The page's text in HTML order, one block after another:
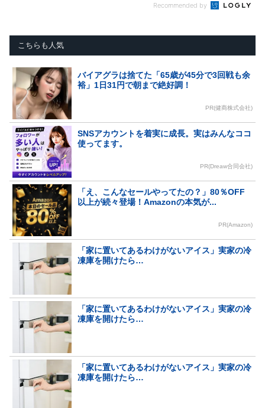
Recommended by
こちらも人気
バイアグラは捨てた「65歳が45分で3回戦も余
裕」1日31円で朝まで絶好調！
PR(健商株式会社)
SNSアカウントを着実に成長。実はみんなココ
使ってます。
PR(Dreaw合同会社)
「え、こんなセールやってたの？」80％OFF
以上が続々登場！Amazonの本気が...
PR(Amazon)
「家に置いてあるわけがないアイス」実家の冷
凍庫を開けたら…
「家に置いてあるわけがないアイス」実家の冷
凍庫を開けたら…
「家に置いてあるわけがないアイス」実家の冷
凍庫を開けたら…